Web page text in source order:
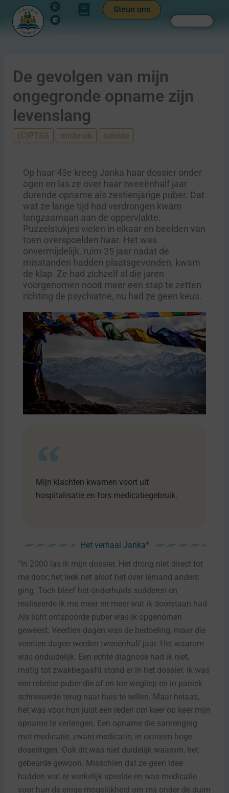
inhoud
naar
Instagram
Linkedin
Steun ons
Zoeken
De gevolgen van mijn
ongegronde opname zijn
levenslang
(C)PTSS misbruik suïcide
Op haar 43e kreeg Janka haar dossier onder
ogen en las ze over haar tweeënhalf jaar
durende opname als zestienjarige puber. Dat
wat ze lange tijd had verdrongen kwam
langzaamaan aan de oppervlakte.
Puzzelstukjes vielen in elkaar en beelden van
toen overspoelden haar. Het was
onvermijdelijk, ruim 25 jaar nadat de
misstanden hadden plaatsgevonden, kwam
de klap. Ze had zichzelf al die jaren
voorgenomen nooit meer een stap te zetten
richting de psychiatrie, nu had ze geen keus.
Mijn klachten kwamen voort uit
hospitalisatie en fors medicatiegebruik.
Het verhaal Janka*
“In 2000 las ik mijn dossier. Het drong niet direct tot
me door; het leek net alsof het over iemand anders
ging. Toch bleef het onderhuids sudderen en
realiseerde ik me meer en meer wat ik doorstaan had.
Als licht ontspoorde puber was ik opgenomen
geweest. Veertien dagen was de bedoeling, maar die
veertien dagen werden tweeënhalf jaar. Het waarom
was onduidelijk. Een echte diagnose had ik niet,
matig tot zwakbegaafd stond er in het dossier. Ik was
een rebelse puber die af en toe wegliep en in paniek
schreeuwde terug naar huis te willen. Maar helaas,
het was voor hun juist een reden om keer op keer mijn
opname te verlengen. Een opname die samenging
met medicatie, zware medicatie, in extreem hoge
doseringen. Ook dit was niet duidelijk waarom, het
gebeurde gewoon. Misschien dat ze geen idee
hadden wat er werkelijk speelde en was medicatie
voor hun de enige mogelijkheid om mij onder de duim